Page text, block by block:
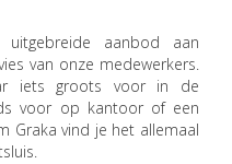
aanbod aan
van onze medewerkers.
iets groots voor in de
voor op kantoor of een
Graka vind je het allemaal